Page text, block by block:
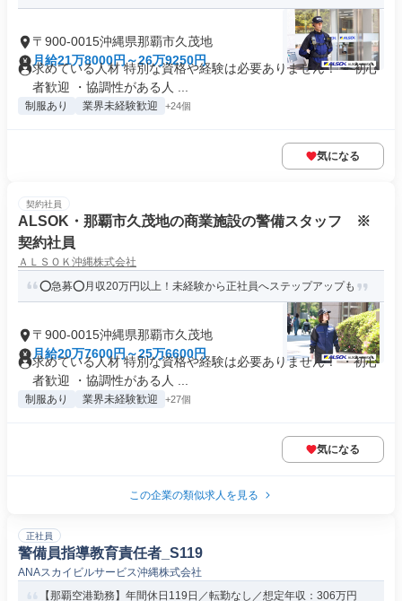
〒900-0015沖縄県那覇市久茂地
月給21万8000円～26万9250円
求めている人材 特別な資格や経験は必要ありません！ ・初心
者歓迎 ・協調性がある人 ...
制服あり 業界未経験歓迎 +24個
気になる
契約社員
ALSOK・那覇市久茂地の商業施設の警備スタッフ ※
契約社員
ＡＬＳＯＫ沖縄株式会社
⭕急募⭕月収20万円以上！未経験から正社員へステップアップも
〒900-0015沖縄県那覇市久茂地
月給20万7600円～25万6600円
求めている人材 特別な資格や経験は必要ありません！ ・初心
者歓迎 ・協調性がある人 ...
制服あり 業界未経験歓迎 +27個
気になる
この企業の類似求人を見る
正社員
警備員指導教育責任者_S119
ANAスカイビルサービス沖縄株式会社
【那覇空港勤務】年間休日119日／転勤なし／想定年収：306万円